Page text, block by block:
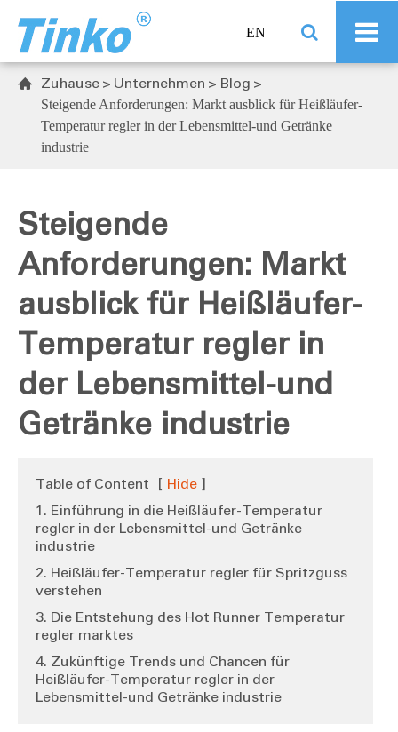
EN
 Zuhause Unternehmen Blog
Steigende Anforderungen: Markt ausblick für Heißläufer-
Temperatur regler in der Lebensmittel-und Getränke
industrie
Steigende
Anforderungen: Markt
ausblick für Heißläufer-
Temperatur regler in
der Lebensmittel-und
Getränke industrie
Table of Content [ Hide ]
1. Einführung in die Heißläufer-Temperatur
regler in der Lebensmittel-und Getränke
industrie
2. Heißläufer-Temperatur regler für Spritzguss
verstehen
3. Die Entstehung des Hot Runner Temperatur
regler marktes
4. Zukünftige Trends und Chancen für
Heißläufer-Temperatur regler in der
Lebensmittel-und Getränke industrie